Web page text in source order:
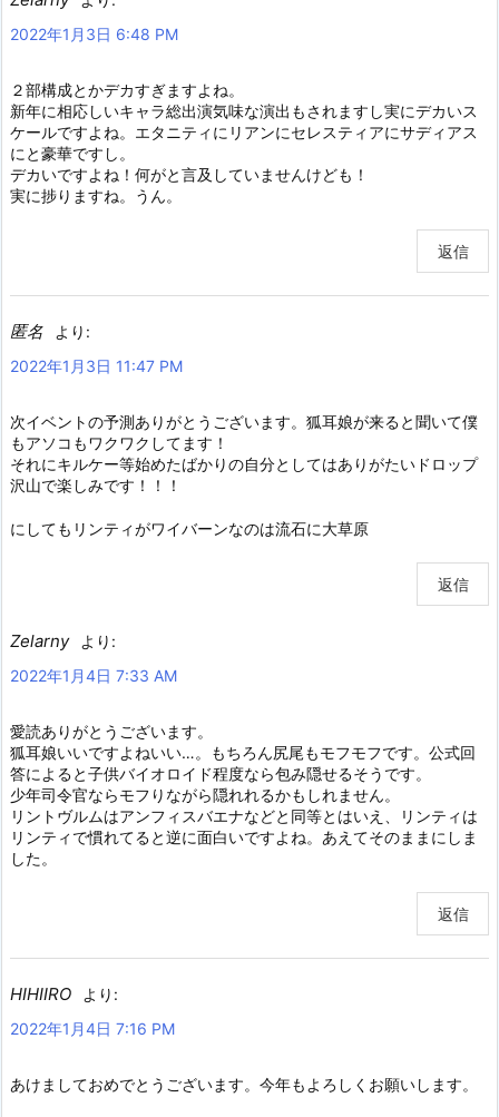
2022年1月3日 6:48 PM
２部構成とかデカすぎますよね。
新年に相応しいキャラ総出演気味な演出もされますし実にデカいス
ケールですよね。エタニティにリアンにセレスティアにサディアス
にと豪華ですし。
デカいですよね！何がと言及していませんけども！
実に捗りますね。うん。
返信
匿名
より:
2022年1月3日 11:47 PM
次イベントの予測ありがとうございます。狐耳娘が来ると聞いて僕
もアソコもワクワクしてます！
それにキルケー等始めたばかりの自分としてはありがたいドロップ
沢山で楽しみです！！！
にしてもリンティがワイバーンなのは流石に大草原
返信
Zelarny
より:
2022年1月4日 7:33 AM
愛読ありがとうございます。
狐耳娘いいですよねいい…。もちろん尻尾もモフモフです。公式回
答によると子供バイオロイド程度なら包み隠せるそうです。
少年司令官ならモフりながら隠れれるかもしれません。
リントヴルムはアンフィスバエナなどと同等とはいえ、リンティは
リンティで慣れてると逆に面白いですよね。あえてそのままにしま
した。
返信
HIHIIRO
より:
2022年1月4日 7:16 PM
あけましておめでとうございます。今年もよろしくお願いします。